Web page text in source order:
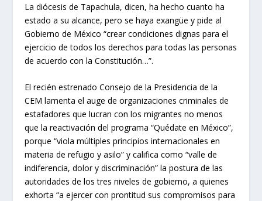
La diócesis de Tapachula, dicen, ha hecho cuanto ha
estado a su alcance, pero se haya exangüe y pide al
Gobierno de México “crear condiciones dignas para el
ejercicio de todos los derechos para todas las personas
de acuerdo con la Constitución…”.
El recién estrenado Consejo de la Presidencia de la
CEM lamenta el auge de organizaciones criminales de
estafadores que lucran con los migrantes no menos
que la reactivación del programa “Quédate en México”,
porque “viola múltiples principios internacionales en
materia de refugio y asilo” y califica como “valle de
indiferencia, dolor y discriminación” la postura de las
autoridades de los tres niveles de gobierno, a quienes
exhorta “a ejercer con prontitud sus compromisos para